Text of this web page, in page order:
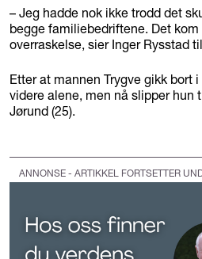
– Jeg hadde nok ikke trodd det
begge familiebedriftene. Det
overraskelse, sier Inger Rysstad til
Etter at mannen Trygve gikk bort
videre alene, men nå slipper hun
Jørund (25).
ANNONSE - ARTIKKEL FORTSETTER